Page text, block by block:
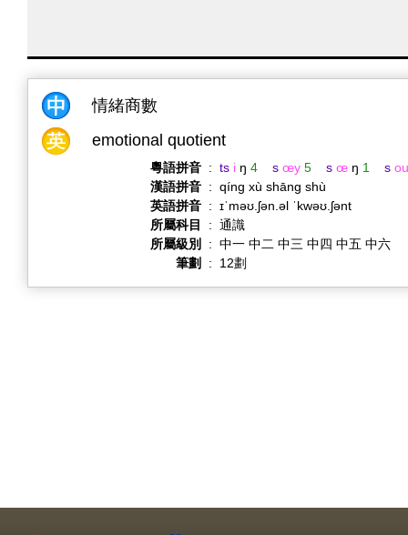
情緒商數
emotional quotient
粵語拼音 : ts i ŋ 4 s œy 5 s œ ŋ 1 s ou
漢語拼音 : qíng xù shāng shù
英語拼音 : ɪˈməʊ.ʃən.əl ˈkwəʊ.ʃənt
所屬科目
: 通識
所屬級別
: 中一 中二 中三 中四 中五 中六
筆劃
: 12劃